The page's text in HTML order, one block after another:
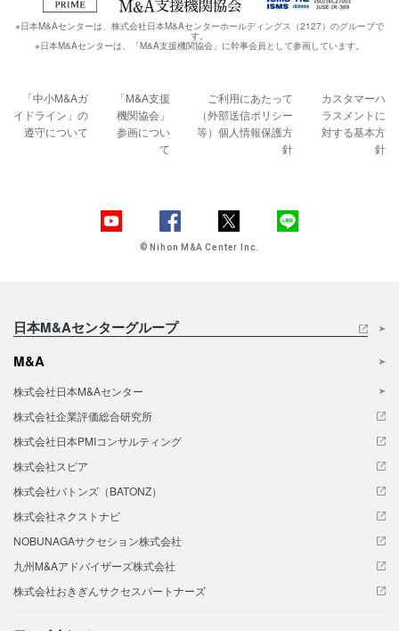
※日本M&Aセンターは、株式会社日本M&Aセンターホールディングス（2127）のグループで
す。
※日本M&Aセンターは、「M&A支援機関協会」に幹事会員として参画しています。
「中小M&Aガ
イドライン」の
遵守について
「M&A支援
機関協会」
参画につい
て
ご利用にあたって
（外部送信ポリシー
等）個人情報保護方
針
カスタマーハ
ラスメントに
対する基本方
針
© Nihon M&A Center Inc.
日本M&Aセンターグループ
M&A
株式会社日本M&Aセンター
株式会社企業評価総合研究所
株式会社日本PMIコンサルティング
株式会社スピア
株式会社バトンズ（BATONZ）
株式会社ネクストナビ
NOBUNAGAサクセション株式会社
九州M&Aアドバイザーズ株式会社
株式会社おきぎんサクセスパートナーズ